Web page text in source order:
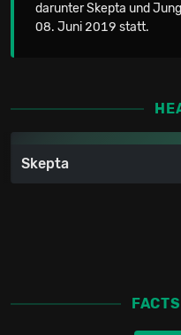
darunter Skepta und
08. Juni 2019 statt.
Skepta